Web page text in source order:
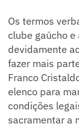
Os termos
clube gaúcho
devidamente
fazer mais
Franco
elenco para
condições
sacramentar a